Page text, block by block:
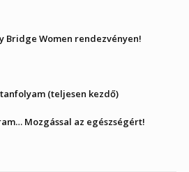
Bridge Women rendezvényen!
(teljesen kezdő)
Mozgással az egészségért!